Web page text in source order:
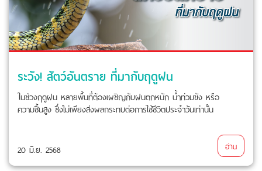
ระวัง! สัตว์อันตราย ที่มากับฤดูฝน
ในช่วงฤดูฝน หลายพื้นที่ต้องเผชิญกับฝนตกหนัก น้ำท่วมขัง หรือ
ความชื้นสูง ซึ่งไม่เพียงส่งผลกระทบต่อการใช้ชีวิตประจำวันเท่านั้น
20 มิ.ย. 2568 อ่าน